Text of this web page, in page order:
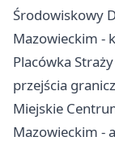
Środowiskowy
Mazowieckim -
Placówka
przejścia
Miejskie
Mazowieckim -